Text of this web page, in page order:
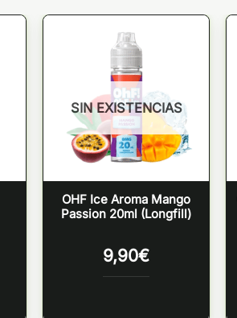
SIN EXISTENCIAS
OHF Ice Aroma Mango
Passion 20ml (Longfill)
9,90€